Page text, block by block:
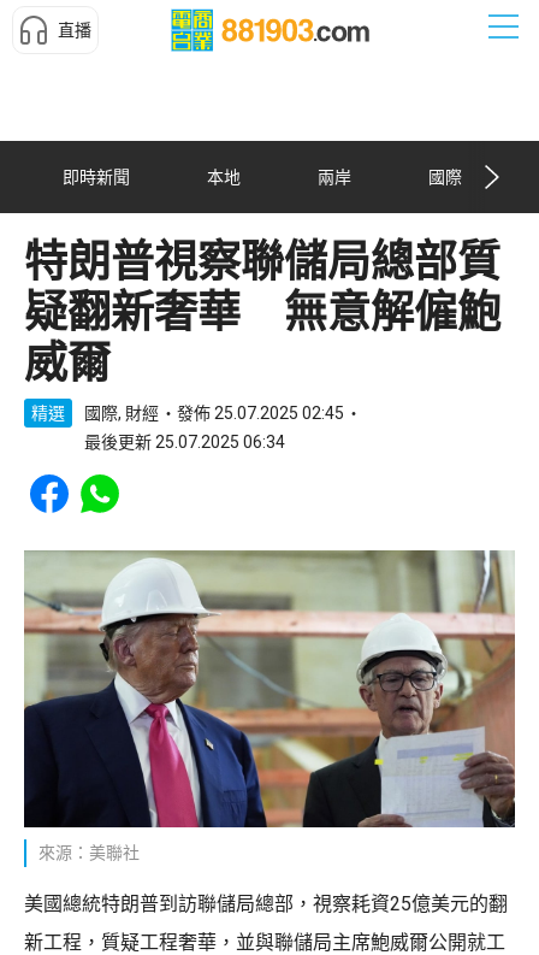
直播
即時新聞 本地 兩岸 國際
特朗普視察聯儲局總部質
疑翻新奢華 無意解僱鮑
威爾
精選 國際, 財經
發佈 25.07.2025 02:45
最後更新 25.07.2025 06:34
Share to Facebook
Share to WhatsApp
來源：美聯社
美國總統特朗普到訪聯儲局總部，視察耗資25億美元的翻
新工程，質疑工程奢華，並與聯儲局主席鮑威爾公開就工